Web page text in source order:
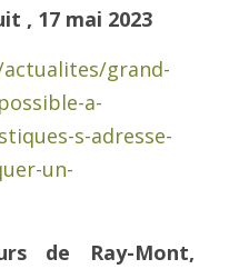
, 17 mai 2023
grand-
a-
s-adresse-
un-
de Ray-Mont,